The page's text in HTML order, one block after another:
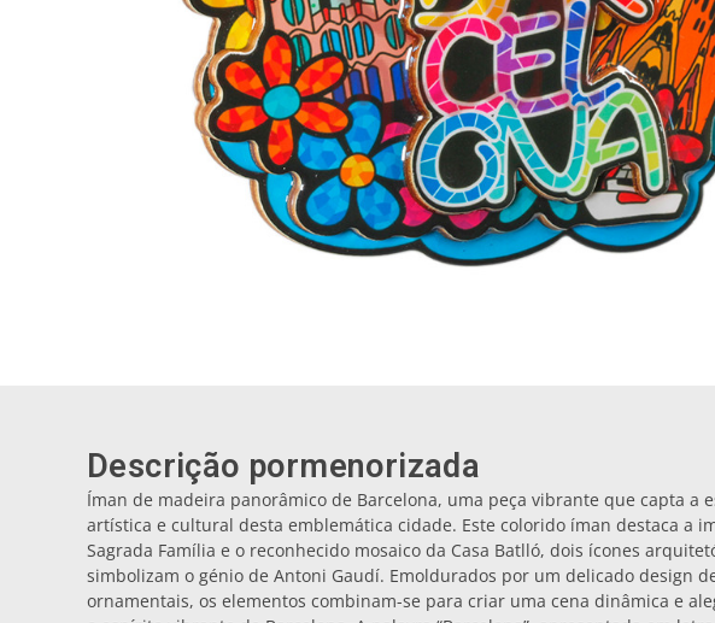
Descrição pormenorizada
Íman de madeira panorâmico de Barcelona, uma peça vibrante que capta a
artística e cultural desta emblemática cidade. Este colorido íman destaca a
Sagrada Família e o reconhecido mosaico da Casa Batlló, dois ícones
simbolizam o génio de Antoni Gaudí. Emoldurados por um delicado design
ornamentais, os elementos combinam-se para criar uma cena dinâmica e